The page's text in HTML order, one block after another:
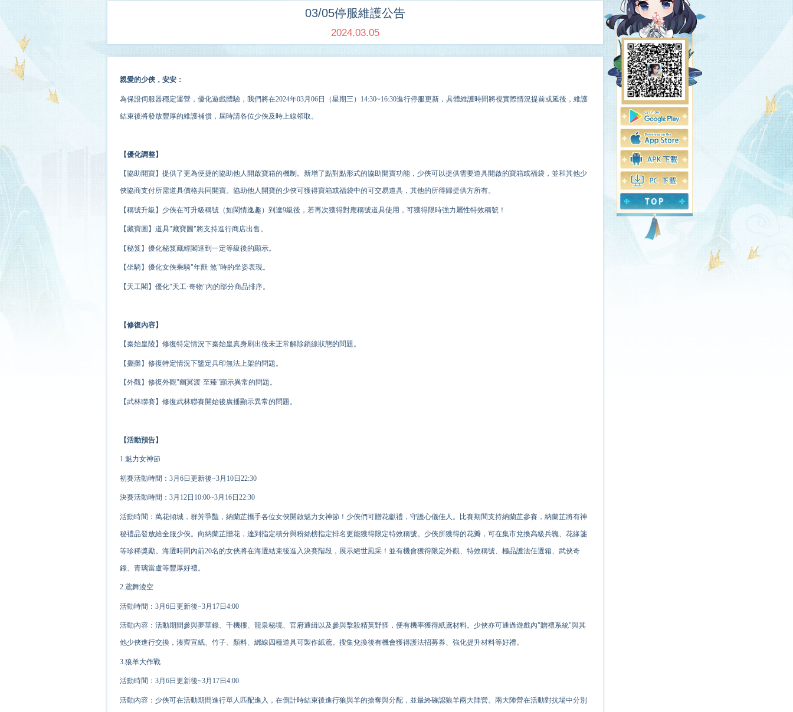
03/05停服維護公告
2024.03.05
親愛的少俠，安安：
為保證伺服器穩定運營，優化遊戲體驗，我們將在2024年03月06日（星期三 ） 14:30~16:30進行停服更新，具體維護時間將視實際情況提前或延後，維護
結束後將發放豐厚的維護補償，屆時請各位少俠及時上線領取。
【優化調整】
【協助開寶】提供了更為便捷的協助他人開啟寶箱的機制。新增了點對點形式的協助開寶功能，少俠可以提供需要道具開啟的寶箱或福袋，並和其他少
俠協商支付所需道具價格共同開寶。協助他人開寶的少俠可獲得寶箱或福袋中的可交易道具，其他的所得歸提供方所有。
【稱號升級】少俠在可升級稱號（如閑情逸趣）到達9級後，若再次獲得對應稱號道具使用，可獲得限時強力屬性特效稱號！
【藏寶圖】道具"藏寶圖"將支持進行商店出售。
【秘笈】優化秘笈藏經閣達到一定等級後的顯示。
【坐騎】優化女俠乘騎"年獸·煞"時的坐姿表現。
【天工閣】優化"天工·奇物"內的部分商品排序。
【修復內容】
【秦始皇陵】修復特定情況下秦始皇真身刷出後未正常解除鎖線狀態的問題。
【擺攤】修復特定情況下鑒定兵印無法上架的問題。
【外觀】修復外觀"幽冥渡·至臻"顯示異常的問題。
【武林聯賽】修復武林聯賽開始後廣播顯示異常的問題。
【活動預告】
1.魅力女神節
初賽活動時間：3月6日更新後~3月10日22:30
決賽活動時間：3月12日10:00~3月16日22:30
活動時間：萬花傾城，群芳爭豔，納蘭芷攜手各位女俠開啟魅力女神節！少俠們可贈花獻禮，守護心儀佳人。比賽期間支持納蘭芷參賽，納蘭芷將有神
秘禮品發放給全服少俠。向納蘭芷贈花，達到指定積分與粉絲榜指定排名更能獲得限定特效稱號。少俠所獲得的花瓣，可在集市兌換高級兵魄、花緣箋
等珍稀獎勵。海選時間內前20名的女俠將在海選結束後進入決賽階段，展示絕世風采！並有機會獲得限定外觀、特效稱號、極品護法任選箱、武俠奇
錄、青璃當盧等豐厚好禮。
2.鳶舞淩空
活動時間：3月6日更新後~3月17日4:00
活動內容：活動期間參與夢華錄、千機樓、龍泉秘境、官府通緝以及參與擊殺精英野怪，便有機率獲得紙鳶材料。少俠亦可通過遊戲內"贈禮系統"與其
他少俠進行交換，湊齊宣紙、竹子、顏料、綁線四種道具可製作紙鳶。搜集兌換後有機會獲得護法招募券、強化提升材料等好禮。
3.狼羊大作戰
活動時間：3月6日更新後~3月17日4:00
活動內容：少俠可在活動期間進行單人匹配進入，在倒計時結束後進行狼與羊的搶奪與分配，並最終確認狼羊兩大陣營。兩大陣營在活動對抗場中分別